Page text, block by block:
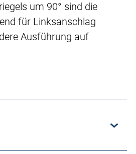
um 90° sind die
für Linksanschlag
Ausführung auf